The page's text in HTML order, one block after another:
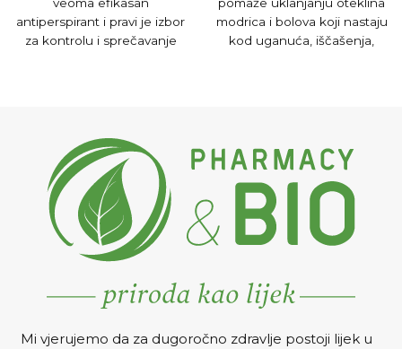
veoma efikasan
antiperspirant i pravi je izbor
za kontrolu i sprečavanje
pomaže uklanjanju oteklina
modrica i bolova koji nastaju
kod uganuća, iščašenja,
Mi vjerujemo da za dugoročno zdravlje postoji lijek u